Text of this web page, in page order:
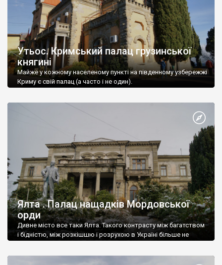
Утьос. Кримський палац грузинської
княгині
Майже у кожному населеному пункті на південному узбережжі
Криму є свій палац (а часто і не один).
Ялта . Палац нащадків Мордовської
орди
Дивне місто все таки Ялта. Такого контрасту між багатством
і бідністю, між розкішшю і розрухою в Україні більше не